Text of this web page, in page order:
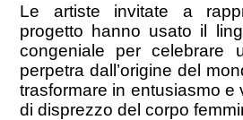
Le artiste invitate a
progetto hanno usato il
congeniale per celebrare
perpetra dall’origine del
trasformare in entusiasmo e
di disprezzo del corpo